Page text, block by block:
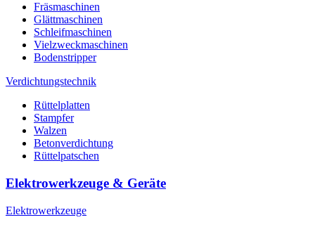
Fräsmaschinen
Glättmaschinen
Schleifmaschinen
Vielzweckmaschinen
Bodenstripper
Verdichtungstechnik
Rüttelplatten
Stampfer
Walzen
Betonverdichtung
Rüttelpatschen
Elektrowerkzeuge & Geräte
Elektrowerkzeuge